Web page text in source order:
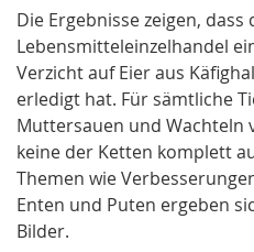
Die Ergebnisse zeigen, dass
Lebensmitteleinzelhandel
Verzicht auf Eier aus
erledigt hat. Für sämtliche
Muttersauen und Wachteln
keine der Ketten komplett
Themen wie
Enten und Puten ergeben
Bilder.